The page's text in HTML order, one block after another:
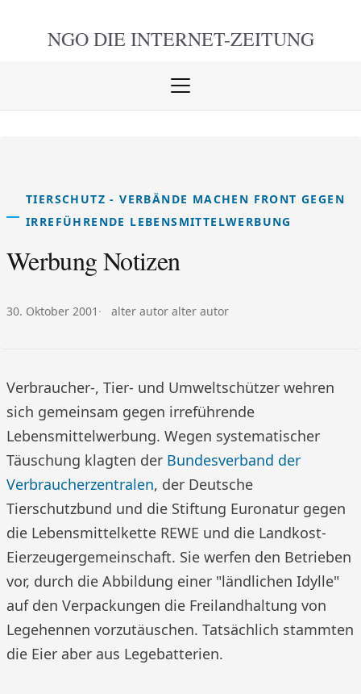
NGO DIE INTERNET-ZEITUNG
Menü
TIERSCHUTZ - VERBÄNDE MACHEN FRONT GEGEN
IRREFÜHRENDE LEBENSMITTELWERBUNG
Werbung Notizen
Veröffentlicht am:
30. Oktober 2001 Autor:
alter autor alter autor
Verbraucher-, Tier- und Umweltschützer wehren
sich gemeinsam gegen irreführende
Lebensmittelwerbung. Wegen systematischer
Täuschung klagten der Bundesverband der
Verbraucherzentralen, der Deutsche
Tierschutzbund und die Stiftung Euronatur gegen
die Lebensmittelkette REWE und die Landkost-
Eierzeugergemeinschaft. Sie werfen den Betrieben
vor, durch die Abbildung einer "ländlichen Idylle"
auf den Verpackungen die Freilandhaltung von
Legehennen vorzutäuschen. Tatsächlich stammten
die Eier aber aus Legebatterien.